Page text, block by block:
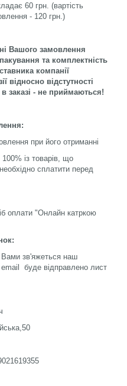
60 грн. (вартість
- 120 грн.)
Вашого замовлення
та комплектність
компанії
відносно відстутності
в заказі - не приймаються!
при його отриманні
із товарів, що
сплатити перед
оплати "Онлайн катркою
зв'яжеться наш
буде відправлено лист